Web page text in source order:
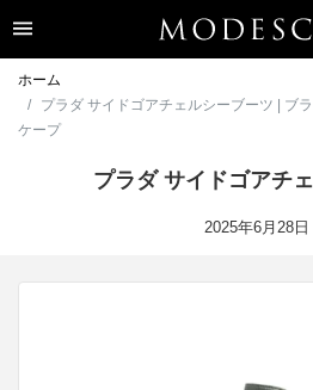
ホーム
プラダ サイドゴアチェルシーブーツ | ブ
ケープ
プラダ サイドゴアチ
2025年6月28日